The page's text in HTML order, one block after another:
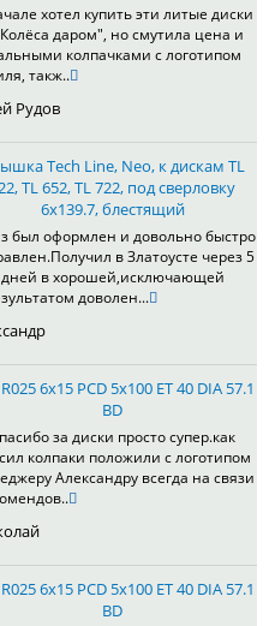
хотел купить эти литые диски
даром", но смутила цена и
колпачками с логотипом
такж..
Рудов
Tech Line, Neo, к дискам TL
TL 652, TL 722, под сверловку
6х139.7, блестящий
был оформлен и довольно быстро
в Златоусте через 5
дней в хорошей,исключающей
доволен...
R025 6x15 PCD 5x100 ET 40 DIA 57.1
BD
за диски просто супер.как
колпаки положили с логотипом
Александру всегда на связи
R025 6x15 PCD 5x100 ET 40 DIA 57.1
BD